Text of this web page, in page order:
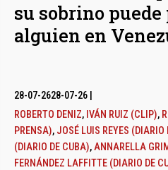
su sobrino puede
alguien en
28-07-2628-07-26
ROBERTO DENIZ, IVÁN RUIZ (CLIP),
PRENSA), JOSÉ LUIS REYES (DIARIO
(DIARIO DE CUBA),ANNARELLA
FERNÁNDEZ LAFFITTE (DIARIO DE